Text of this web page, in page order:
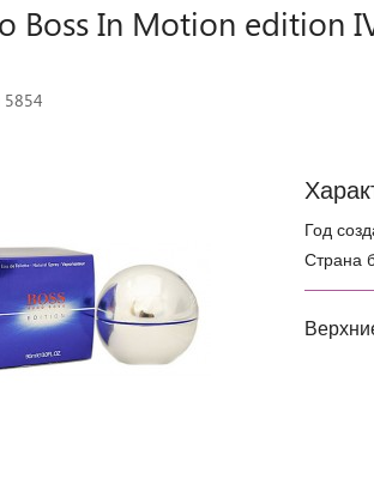
Boss In Motion edition
5854
Год
Страна